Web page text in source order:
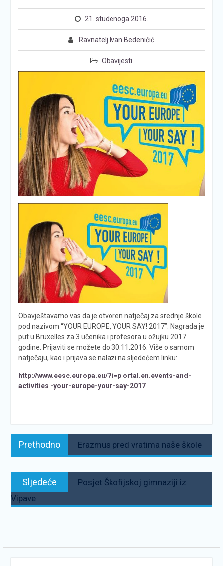
21. studenoga 2016.
Ravnatelj Ivan Bedeničić
Obavijesti
Obavještavamo vas da je otvoren natječaj za srednje škole
pod nazivom “YOUR EUROPE, YOUR SAY! 2017”. Nagrada je
put u Bruxelles za 3 učenika i profesora u ožujku 2017.
godine. Prijaviti se možete do 30.11.2016. Više o samom
natječaju, kao i prijava se nalazi na sljedećem linku:
http://www.eesc.europa.eu/?i=p ortal.en.events-and-
activities -your-europe-your-say-2017
Navigacija
objava
Prethodno Erazmus pred vratima naše škole
Sljedeće Sljedeće:
Posjet Škofijskoj gimnaziji iz
Vipave